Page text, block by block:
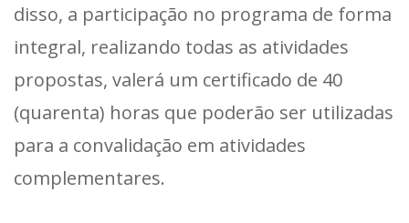
disso, a participação no programa de forma
integral, realizando todas as atividades
propostas, valerá um certificado de 40
(quarenta) horas que poderão ser utilizadas
para a convalidação em atividades
complementares.